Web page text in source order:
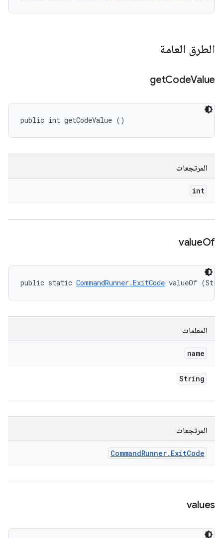
الطرق العامة
getCodeValue
public int getCodeValue ()
المرتجعات
int
valueOf
public static CommandRunner.ExitCode valueOf
المعلمات
name
String
المرتجعات
CommandRunner. ExitCode
values